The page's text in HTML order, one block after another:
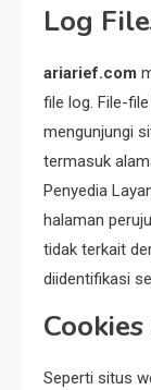
Log
ariarief.com
file log. File-
mengunjungi
termasuk
Penyedia
halaman
tidak terkait
diidentifikasi
Seperti situs